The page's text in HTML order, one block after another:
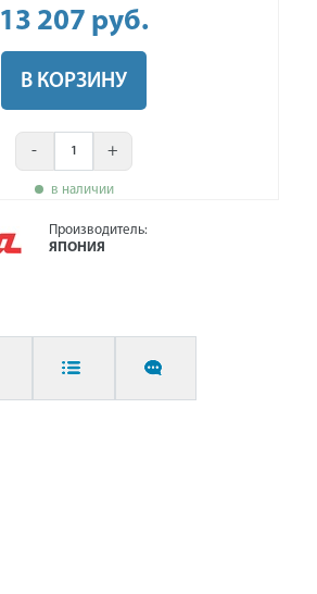
13 207 руб.
В КОРЗИНУ
- +
в наличии
Производитель:
ЯПОНИЯ